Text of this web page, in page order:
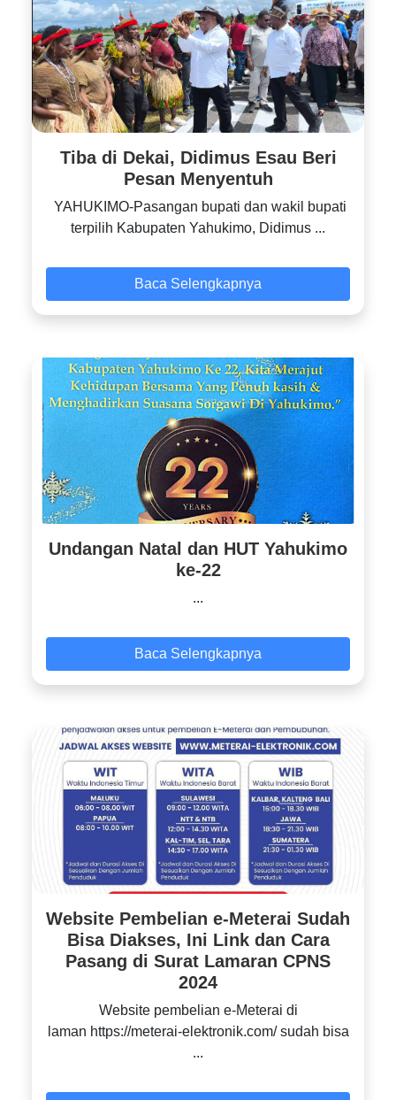
Tiba di Dekai, Didimus Esau Beri
Pesan Menyentuh
YAHUKIMO-Pasangan bupati dan wakil bupati
terpilih Kabupaten Yahukimo, Didimus ...
Baca Selengkapnya
Undangan Natal dan HUT Yahukimo
ke-22
...
Baca Selengkapnya
Website Pembelian e-Meterai Sudah
Bisa Diakses, Ini Link dan Cara
Pasang di Surat Lamaran CPNS
2024
Website pembelian e-Meterai di
laman https://meterai-elektronik.com/ sudah bisa
...